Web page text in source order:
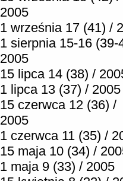
2005
1 września 17 (41) /
1 sierpnia 15-16 (39-
2005
15 lipca 14 (38) /
1 lipca 13 (37) / 2005
15 czerwca 12 (36) /
2005
1 czerwca 11 (35) /
15 maja 10 (34) /
1 maja 9 (33) / 2005